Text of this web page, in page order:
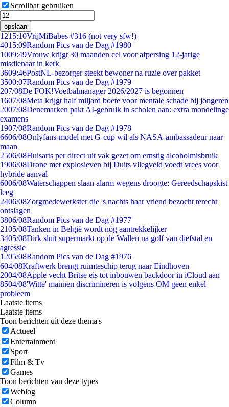
Scrollbar gebruiken
opslaan
1215:10VrijMiBabes #316 (not very sfw!)
4015:09Random Pics van de Dag #1980
1009:49Vrouw krijgt 30 maanden cel voor afpersing 12-jarige
misdienaar in kerk
3609:46PostNL-bezorger steekt bewoner na ruzie over pakket
3500:07Random Pics van de Dag #1979
207/08De FOK!Voetbalmanager 2026/2027 is begonnen
1607/08Meta krijgt half miljard boete voor mentale schade bij jongeren
2007/08Denemarken pakt AI-gebruik in scholen aan: extra mondelinge
examens
1907/08Random Pics van de Dag #1978
6606/08Onlyfans-model met G-cup wil als NASA-ambassadeur naar
maan
2506/08Huisarts per direct uit vak gezet om ernstig alcoholmisbruik
1906/08Drone met explosieven bij Duits vliegveld voedt vrees voor
hybride aanval
6006/08Waterschappen slaan alarm wegens droogte: Gereedschapskist
leeg
2406/08Zorgmedewerkster die 's nachts haar vriend bezocht terecht
ontslagen
3806/08Random Pics van de Dag #1977
2105/08Tanken in België wordt nóg aantrekkelijker
3405/08Dirk sluit supermarkt op de Wallen na golf van diefstal en
agressie
1205/08Random Pics van de Dag #1976
604/08Kraftwerk brengt ruimteschip terug naar Eindhoven
2004/08Apple vecht Britse eis tot inbouwen backdoor in iCloud aan
8504/08'Witte' mannen discrimineren is volgens OM geen enkel
probleem
Laatste items
Laatste items
Toon berichten uit deze thema's
Actueel
Entertainment
Sport
Film & Tv
Games
Toon berichten van deze types
Weblog
Column